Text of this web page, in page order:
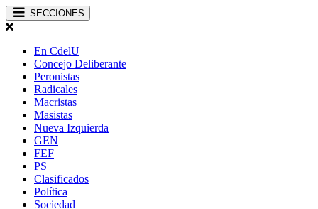
SECCIONES
En CdelU
Concejo Deliberante
Peronistas
Radicales
Macristas
Masistas
Nueva Izquierda
GEN
FEF
PS
Clasificados
Política
Sociedad